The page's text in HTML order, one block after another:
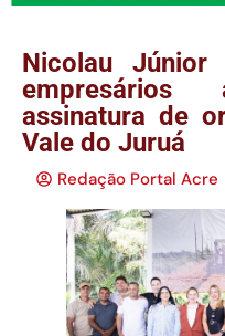
Nicolau
empresários
assinatura de
Vale do Juruá
Redação Portal Acre